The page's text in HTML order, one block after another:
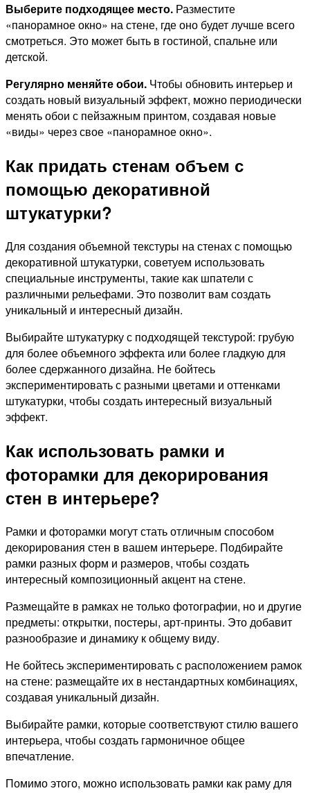
Выберите подходящее место. Разместите
«панорамное окно» на стене, где оно будет лучше всего
смотреться. Это может быть в гостиной, спальне или
детской.
Регулярно меняйте обои. Чтобы обновить интерьер и
создать новый визуальный эффект, можно периодически
менять обои с пейзажным принтом, создавая новые
«виды» через свое «панорамное окно».
Как придать стенам объем с
помощью декоративной
штукатурки?
Для создания объемной текстуры на стенах с помощью
декоративной штукатурки, советуем использовать
специальные инструменты, такие как шпатели с
различными рельефами. Это позволит вам создать
уникальный и интересный дизайн.
Выбирайте штукатурку с подходящей текстурой: грубую
для более объемного эффекта или более гладкую для
более сдержанного дизайна. Не бойтесь
экспериментировать с разными цветами и оттенками
штукатурки, чтобы создать интересный визуальный
эффект.
Как использовать рамки и
фоторамки для декорирования
стен в интерьере?
Рамки и фоторамки могут стать отличным способом
декорирования стен в вашем интерьере. Подбирайте
рамки разных форм и размеров, чтобы создать
интересный композиционный акцент на стене.
Размещайте в рамках не только фотографии, но и другие
предметы: открытки, постеры, арт-принты. Это добавит
разнообразие и динамику к общему виду.
Не бойтесь экспериментировать с расположением рамок
на стене: размещайте их в нестандартных комбинациях,
создавая уникальный дизайн.
Выбирайте рамки, которые соответствуют стилю вашего
интерьера, чтобы создать гармоничное общее
впечатление.
Помимо этого, можно использовать рамки как раму для